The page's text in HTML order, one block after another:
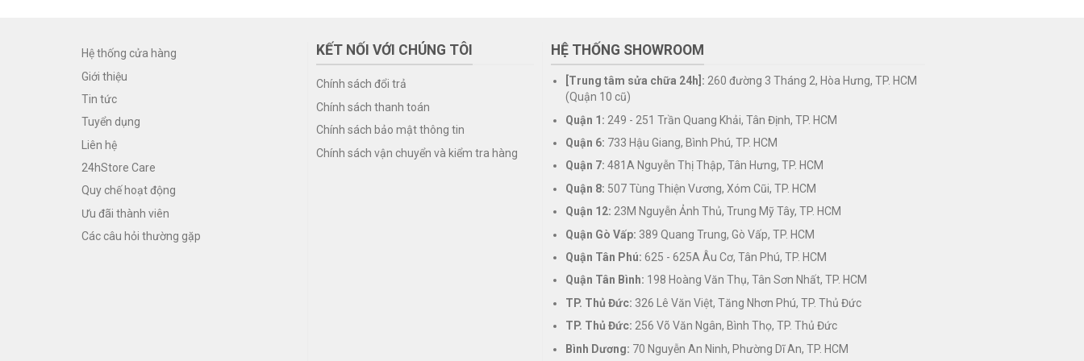
Hệ thống cửa hàng
Giới thiệu
Tin tức
Tuyển dụng
Liên hệ
24hStore Care
Quy chế hoạt động
Ưu đãi thành viên
Các câu hỏi thường gặp
KẾT NỐI VỚI CHÚNG TÔI
Chính sách đổi trả
Chính sách thanh toán
Chính sách bảo mật thông tin
Chính sách vận chuyển và kiểm tra hàng
HỆ THỐNG SHOWROOM
[Trung tâm sửa chữa 24h]: 260 đường 3 Tháng 2, Hòa Hưng, TP. HCM
(Quận 10 cũ)
Quận 1: 249 - 251 Trần Quang Khải, Tân Định, TP. HCM
Quận 6: 733 Hậu Giang, Bình Phú, TP. HCM
Quận 7: 481A Nguyễn Thị Thập, Tân Hưng, TP. HCM
Quận 8: 507 Tùng Thiện Vương, Xóm Cũi, TP. HCM
Quận 12: 23M Nguyễn Ảnh Thủ, Trung Mỹ Tây, TP. HCM
Quận Gò Vấp: 389 Quang Trung, Gò Vấp, TP. HCM
Quận Tân Phú: 625 - 625A Âu Cơ, Tân Phú, TP. HCM
Quận Tân Bình: 198 Hoàng Văn Thụ, Tân Sơn Nhất, TP. HCM
TP. Thủ Đức: 326 Lê Văn Việt, Tăng Nhơn Phú, TP. Thủ Đức
TP. Thủ Đức: 256 Võ Văn Ngân, Bình Thọ, TP. Thủ Đức
Bình Dương: 70 Nguyễn An Ninh, Phường Dĩ An, TP. HCM